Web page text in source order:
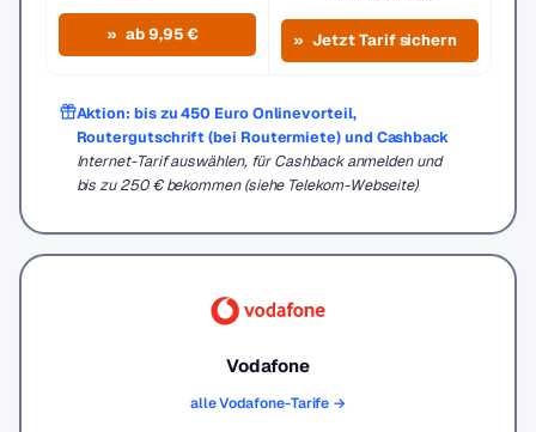
ab 9,95 € Jetzt Tarif sichern
Aktion: bis zu 450 Euro Onlinevorteil,
Routergutschrift (bei Routermiete) und Cashback
Internet-Tarif auswählen, für Cashback anmelden und
bis zu 250 € bekommen (siehe Telekom-Webseite)
Vodafone
alle Vodafone-Tarife →